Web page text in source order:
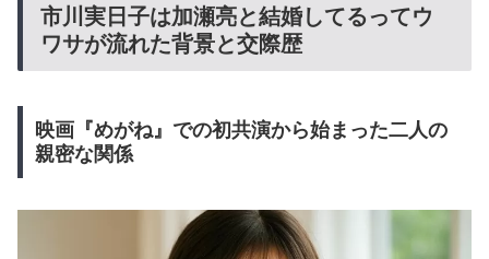
市川実日子は加瀬亮と結婚してるってウ
ワサが流れた背景と交際歴
映画『めがね』での初共演から始まった二人の
親密な関係